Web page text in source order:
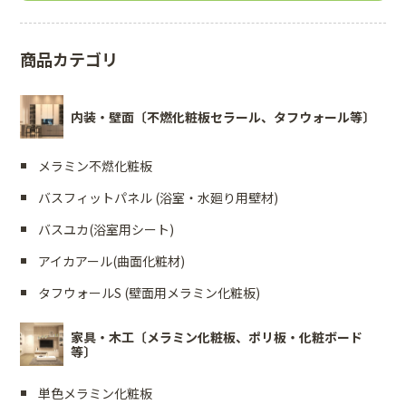
商品カテゴリ
内装・壁面〔不燃化粧板セラール、タフウォール等〕
メラミン不燃化粧板
バスフィットパネル (浴室・水廻り用壁材)
バスユカ(浴室用シート)
アイカアール(曲面化粧材)
タフウォールS (壁面用メラミン化粧板)
家具・木工〔メラミン化粧板、ポリ板・化粧ボード
等〕
単色メラミン化粧板